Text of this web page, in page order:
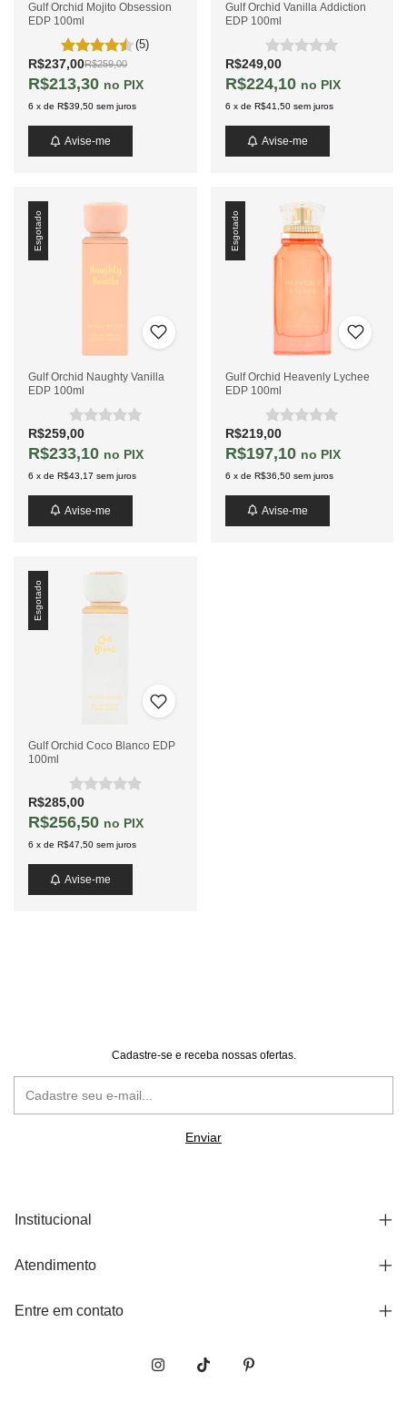
Gulf Orchid Mojito Obsession
EDP 100ml
(5)
R$237,00R$259,00
R$213,30 PIX
6 x de R$39,50 sem juros
Avise-me
Gulf Orchid Vanilla Addiction
EDP 100ml
R$249,00
R$224,10 PIX
6 x de R$41,50 sem juros
Avise-me
Esgotado
Gulf Orchid Naughty Vanilla
EDP 100ml
R$259,00
R$233,10 PIX
6 x de R$43,17 sem juros
Avise-me
Esgotado
Gulf Orchid Heavenly Lychee
EDP 100ml
R$219,00
R$197,10 PIX
6 x de R$36,50 sem juros
Avise-me
Esgotado
Gulf Orchid Coco Blanco EDP
100ml
R$285,00
R$256,50 PIX
6 x de R$47,50 sem juros
Avise-me
Cadastre-se e receba nossas ofertas.
Institucional
Atendimento
Entre em contato